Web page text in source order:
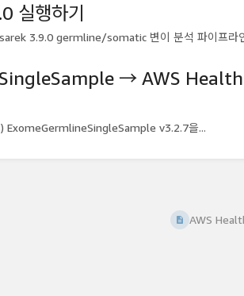
실행하기
3.9.0 germline/somatic 변이 분석 파이프라
→ AWS
v3.2.7을...
AWS